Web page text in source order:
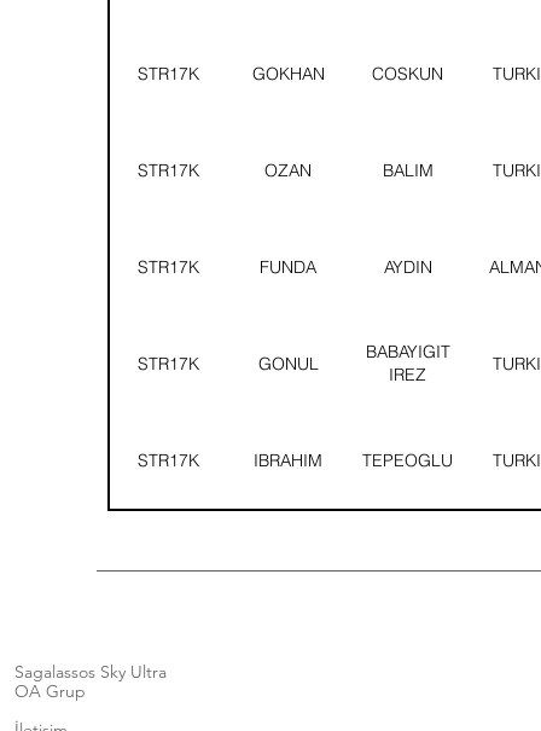
STR17K GOKHAN COSKUN
STR17K OZAN BALIM
STR17K FUNDA AYDIN
STR17K GONUL
BABAYIGIT
IREZ
STR17K IBRAHIM TEPEOGLU
Sagalassos Sky Ultra
OA Grup